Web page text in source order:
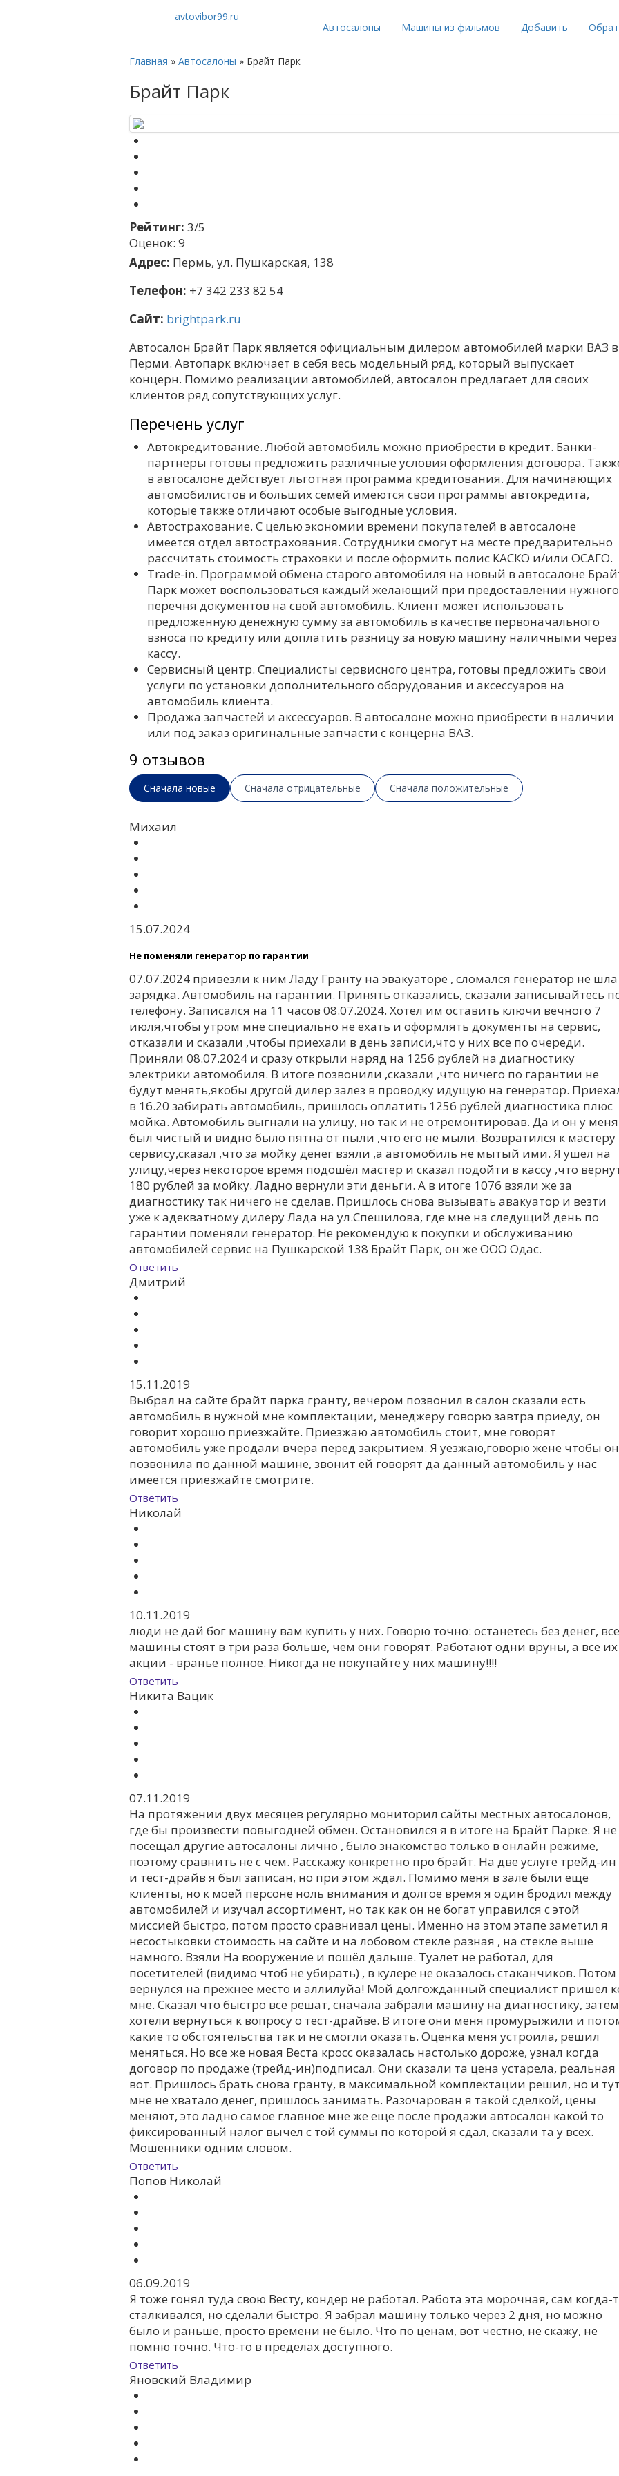
avtovibor99.ru
Автосалоны
Машины из фильмов Добавить
Главная » Автосалоны » Брайт Парк
Брайт Парк
Рейтинг: 3/5
Оценок: 9
Адрес: Пермь, ул. Пушкарская, 138
Телефон: +7 342 233 82 54
Сайт: brightpark.ru
Автосалон Брайт Парк является официальным дилером автомобилей марки ВАЗ в
Перми. Автопарк включает в себя весь модельный ряд, который выпускает
концерн. Помимо реализации автомобилей, автосалон предлагает для своих
клиентов ряд сопутствующих услуг.
Перечень услуг
Автокредитование. Любой автомобиль можно приобрести в кредит. Банки-
партнеры готовы предложить различные условия оформления договора.
в автосалоне действует льготная программа кредитования. Для начинающих
автомобилистов и больших семей имеются свои программы автокредита,
которые также отличают особые выгодные условия.
Автострахование. С целью экономии времени покупателей в автосалоне
имеется отдел автострахования. Сотрудники смогут на месте предварительно
рассчитать стоимость страховки и после оформить полис КАСКО и/или ОСАГО.
Trade-in. Программой обмена старого автомобиля на новый в автосалоне
Парк может воспользоваться каждый желающий при предоставлении нужного
перечня документов на свой автомобиль. Клиент может использовать
предложенную денежную сумму за автомобиль в качестве первоначального
взноса по кредиту или доплатить разницу за новую машину наличными через
кассу.
Сервисный центр. Специалисты сервисного центра, готовы предложить свои
услуги по установки дополнительного оборудования и аксессуаров на
автомобиль клиента.
Продажа запчастей и аксессуаров. В автосалоне можно приобрести в наличии
или под заказ оригинальные запчасти с концерна ВАЗ.
9 отзывов
Сначала новые Сначала отрицательные Сначала положительные
Михаил
15.07.2024
Не поменяли генератор по гарантии
07.07.2024 привезли к ним Ладу Гранту на эвакуаторе , сломался генератор не шла
зарядка. Автомобиль на гарантии. Принять отказались, сказали записывайтесь
телефону. Записался на 11 часов 08.07.2024. Хотел им оставить ключи вечного 7
июля,чтобы утром мне специально не ехать и оформлять документы на сервис,
отказали и сказали ,чтобы приехали в день записи,что у них все по очереди.
Приняли 08.07.2024 и сразу открыли наряд на 1256 рублей на диагностику
электрики автомобиля. В итоге позвонили ,сказали ,что ничего по гарантии не
будут менять,якобы другой дилер залез в проводку идущую на генератор.
в 16.20 забирать автомобиль, пришлось оплатить 1256 рублей диагностика плюс
мойка. Автомобиль выгнали на улицу, но так и не отремонтировав. Да и он у меня
был чистый и видно было пятна от пыли ,что его не мыли. Возвратился к мастеру
сервису,сказал ,что за мойку денег взяли ,а автомобиль не мытый ими. Я ушел на
улицу,через некоторое время подошёл мастер и сказал подойти в кассу ,что
180 рублей за мойку. Ладно вернули эти деньги. А в итоге 1076 взяли же за
диагностику так ничего не сделав. Пришлось снова вызывать авакуатор и везти
уже к адекватному дилеру Лада на ул.Спешилова, где мне на следущий день по
гарантии поменяли генератор. Не рекомендую к покупки и обслуживанию
автомобилей сервис на Пушкарской 138 Брайт Парк, он же ООО Одас.
Ответить
Дмитрий
15.11.2019
Выбрал на сайте брайт парка гранту, вечером позвонил в салон сказали есть
автомобиль в нужной мне комплектации, менеджеру говорю завтра приеду, он
говорит хорошо приезжайте. Приезжаю автомобиль стоит, мне говорят
автомобиль уже продали вчера перед закрытием. Я уезжаю,говорю жене чтобы
позвонила по данной машине, звонит ей говорят да данный автомобиль у нас
имеется приезжайте смотрите.
Ответить
Николай
10.11.2019
люди не дай бог машину вам купить у них. Говорю точно: останетесь без денег, все
машины стоят в три раза больше, чем они говорят. Работают одни вруны, а все их
акции - вранье полное. Никогда не покупайте у них машину!!!!
Ответить
Никита Вацик
07.11.2019
На протяжении двух месяцев регулярно мониторил сайты местных автосалонов,
где бы произвести повыгодней обмен. Остановился я в итоге на Брайт Парке. Я не
посещал другие автосалоны лично , было знакомство только в онлайн режиме,
поэтому сравнить не с чем. Расскажу конкретно про брайт. На две услуге трейд-ин
и тест-драйв я был записан, но при этом ждал. Помимо меня в зале были ещё
клиенты, но к моей персоне ноль внимания и долгое время я один бродил между
автомобилей и изучал ассортимент, но так как он не богат управился с этой
миссией быстро, потом просто сравнивал цены. Именно на этом этапе заметил я
несостыковки стоимость на сайте и на лобовом стекле разная , на стекле выше
намного. Взяли На вооружение и пошёл дальше. Туалет не работал, для
посетителей (видимо чтоб не убирать) , в кулере не оказалось стаканчиков. Потом
вернулся на прежнее место и аллилуйа! Мой долгожданный специалист пришел
мне. Сказал что быстро все решат, сначала забрали машину на диагностику, затем
хотели вернуться к вопросу о тест-драйве. В итоге они меня промурыжили и
какие то обстоятельства так и не смогли оказать. Оценка меня устроила, решил
меняться. Но все же новая Веста кросс оказалась настолько дороже, узнал когда
договор по продаже (трейд-ин)подписал. Они сказали та цена устарела, реальная
вот. Пришлось брать снова гранту, в максимальной комплектации решил, но и
мне не хватало денег, пришлось занимать. Разочарован я такой сделкой, цены
меняют, это ладно самое главное мне же еще после продажи автосалон какой то
фиксированный налог вычел с той суммы по которой я сдал, сказали та у всех.
Мошенники одним словом.
Ответить
Попов Николай
06.09.2019
Я тоже гонял туда свою Весту, кондер не работал. Работа эта морочная, сам когда-
сталкивался, но сделали быстро. Я забрал машину только через 2 дня, но можно
было и раньше, просто времени не было. Что по ценам, вот честно, не скажу, не
помню точно. Что-то в пределах доступного.
Ответить
Яновский Владимир